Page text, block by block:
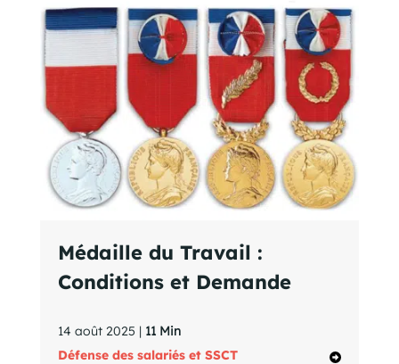
Médaille du Travail :
Conditions et Demande
14 août 2025 | 11 Min
Défense des salariés et SSCT